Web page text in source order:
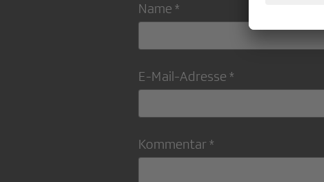
Name *
E-Mail-Adresse *
Kommentar *